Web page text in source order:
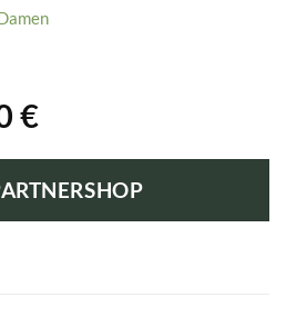
€
€Aktueller
ist:
59,90 €.